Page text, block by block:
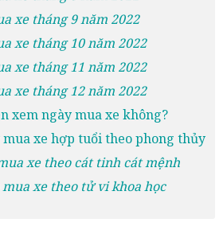
xe tháng 9 năm 2022
xe tháng 10 năm 2022
xe tháng 11 năm 2022
xe tháng 12 năm 2022
xem ngày mua xe không?
mua xe hợp tuổi theo phong thủy
xe theo cát tinh cát mệnh
xe theo tử vi khoa học